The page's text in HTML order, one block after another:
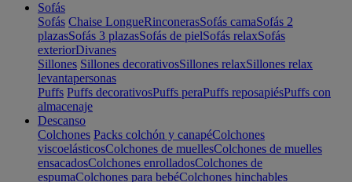
Sofás
Sofás Chaise LongueRinconerasSofás camaSofás 2
plazasSofás 3 plazasSofás de pielSofás relaxSofás
exteriorDivanes
Sillones Sillones decorativosSillones relaxSillones relax
levantapersonas
Puffs Puffs decorativosPuffs peraPuffs reposapiésPuffs con
almacenaje
Descanso
Colchones Packs colchón y canapéColchones
viscoelásticosColchones de muellesColchones de muelles
ensacadosColchones enrolladosColchones de
espumaColchones para bebéColchones hinchables